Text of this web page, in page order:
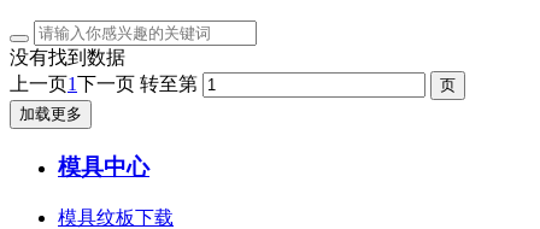
没有找到数据
上一页1下一页 转至第
加载更多
模具中心
模具纹板下载